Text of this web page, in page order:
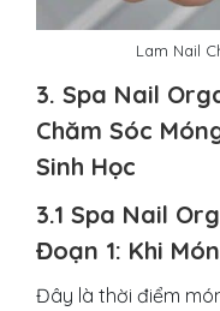
Lam Nail
3. Spa Nail
Chăm Sóc
Sinh Học
3.1 Spa Nail
Đoạn 1: Khi
Đây là thời điểm